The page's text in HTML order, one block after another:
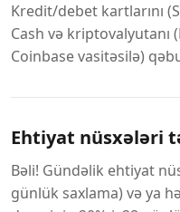
Kredit/debet kartlarını
Cash və kriptovalyutanı
Coinbase vasitəsilə)
Ehtiyat nüsxələri
Bəli! Gündəlik ehtiyat
günlük saxlama) və ya